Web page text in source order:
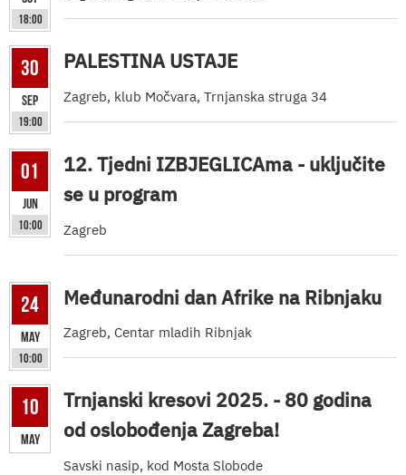
18:00
30
Sep
19:00
PALESTINA USTAJE
Zagreb, klub Močvara, Trnjanska struga 34
01
Jun
10:00
12. Tjedni IZBJEGLICAma - uključite
se u program
Zagreb
24
May
10:00
Međunarodni dan Afrike na Ribnjaku
Zagreb, Centar mladih Ribnjak
10
May
Trnjanski kresovi 2025. - 80 godina
od oslobođenja Zagreba!
Savski nasip, kod Mosta Slobode